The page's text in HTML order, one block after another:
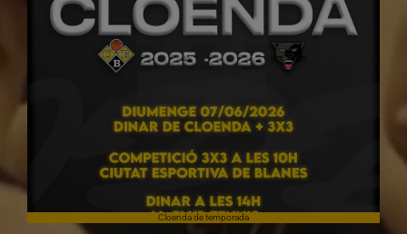
Cloenda de temporada